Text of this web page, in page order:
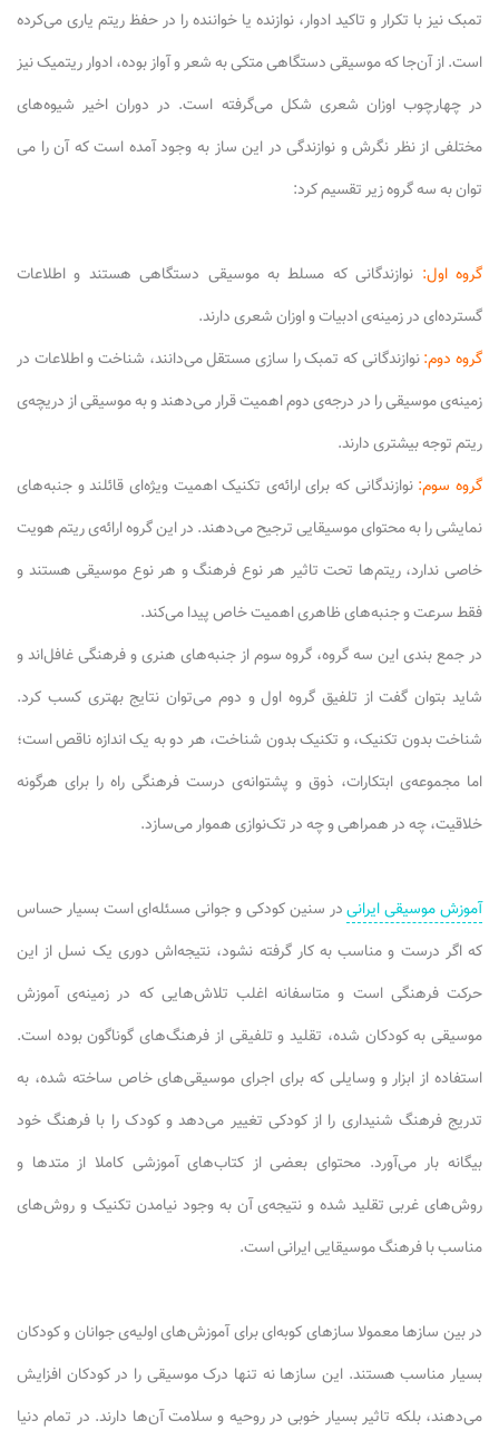
تمبک نیز با تکرار و تاکید ادوار، نوازنده یا خواننده را در حفظ ریتم یاری می‌کرده
است. از آن‌جا که موسیقی دستگاهی متکی به شعر و آواز بوده، ادوار ریتمیک نیز
در چهارچوب اوزان شعری شکل می‌گرفته است. در دوران اخیر شیوه‌های
مختلفی از نظر نگرش و نوازندگی در این ساز به وجود آمده است که آن را می
توان به سه گروه زیر تقسیم کرد:
گروه اول: نوازندگانی که مسلط به موسیقی دستگاهی هستند و اطلاعات
گسترده‌ای در زمینه‌ی ادبیات و اوزان شعری دارند.
گروه دوم:نوازندگانی که تمبک را سازی مستقل می‌دانند، شناخت و اطلاعات در
زمینه‌ی موسیقی را در درجه‌ی دوم اهمیت قرار می‌دهند و به موسیقی از دریچه‌ی
ریتم توجه بیشتری دارند.
گروه سوم: نوازندگانی که برای ارائه‌ی تکنیک اهمیت ویژه‌ای قائلند و جنبه‌های
نمایشی را به محتوای موسیقایی ترجیح می‌دهند. در این گروه ارائه‌ی ریتم هویت
خاصی ندارد، ریتم‌ها تحت تاثیر هر نوع فرهنگ و هر نوع موسیقی هستند و
فقط سرعت و جنبه‌های ظاهری اهمیت خاص پیدا می‌کند.
در جمع بندی این سه گروه، گروه سوم از جنبه‌های هنری و فرهنگی غافل‌اند و
شاید بتوان گفت از تلفیق گروه اول و دوم می‌توان نتایج بهتری کسب کرد.
شناخت بدون تکنیک، و تکنیک بدون شناخت، هر دو به یک اندازه ناقص است؛
اما مجموعه‌ی ابتکارات، ذوق و پشتوانه‌ی درست فرهنگی راه را برای هرگونه
خلاقیت، چه در همراهی و چه در تک‌نوازی هموار می‌سازد.
آموزش موسیقی ایرانیدر سنین کودکی و جوانی مسئله‌ای است بسیار حساس
که اگر درست و مناسب به کار گرفته نشود، نتیجه‌اش دوری یک نسل از این
حرکت فرهنگی است و متاسفانه اغلب تلاش‌هایی که در زمینه‌ی آموزش
موسیقی به کودکان شده، تقلید و تلفیقی از فرهنگ‌های گوناگون بوده است.
استفاده از ابزار و وسایلی که برای اجرای موسیقی‌های خاص ساخته شده، به
تدریج فرهنگ شنیداری را از کودکی تغییر می‌دهد و کودک را با فرهنگ خود
بیگانه بار می‌آورد. محتوای بعضی از کتاب‌های آموزشی کاملا از متدها و
روش‌های غربی تقلید شده و نتیجه‌ی آن به وجود نیامدن تکنیک و روش‌های
مناسب با فرهنگ موسیقایی ایرانی است.
در بین سازها معمولا سازهای کوبه‌ای برای آموزش‌های اولیه‌ی جوانان و کودکان
بسیار مناسب هستند. این سازها نه تنها درک موسیقی را در کودکان افزایش
می‌دهند، بلکه تاثیر بسیار خوبی در روحیه و سلامت آن‌ها دارند. در تمام دنیا